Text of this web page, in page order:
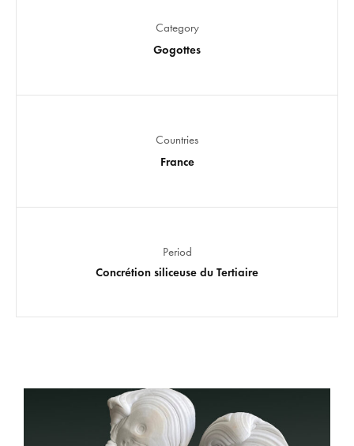
Category
Gogottes
Countries
France
Period
Concrétion siliceuse du Tertiaire